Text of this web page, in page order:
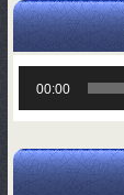
00:00